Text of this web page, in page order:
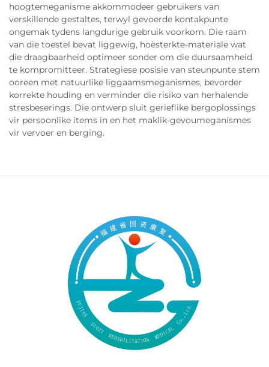
hoogtemeganisme akkommodeer gebruikers van
verskillende gestaltes, terwyl gevoerde kontakpunte
ongemak tydens langdurige gebruik voorkom. Die raam
van die toestel bevat liggewig, hoësterkte-materiale wat
die draagbaarheid optimeer sonder om die duursaamheid
te kompromitteer. Strategiese posisie van steunpunte stem
ooreen met natuurlike liggaamsmeganismes, bevorder
korrekte houding en verminder die risiko van herhalende
stresbeserings. Die ontwerp sluit gerieflike bergoplossings
vir persoonlike items in en het maklik-gevoumeganismes
vir vervoer en berging.